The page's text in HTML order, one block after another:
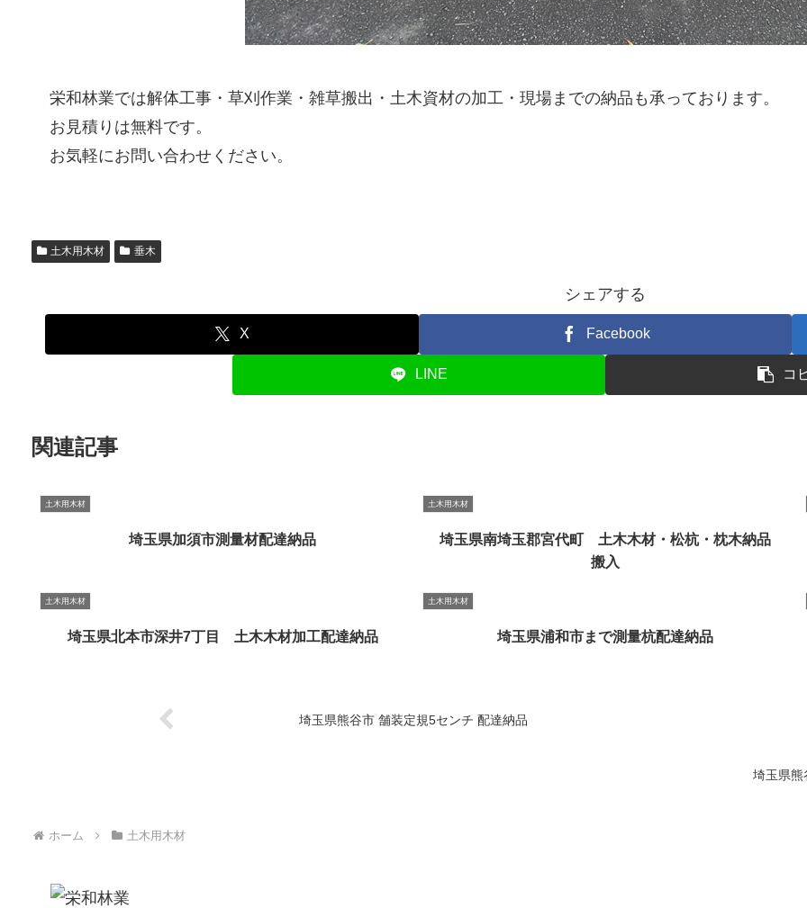
栄和林業では解体工事・草刈作業・雑草搬出・土木資材の加工・現場までの納品も承っております。
お見積りは無料です。
お気軽にお問い合わせください。
土木用木材 垂木
シェアする
X Facebook
LINE コ
関連記事
土木用木材
埼玉県加須市測量材配達納品
土木用木材
埼玉県南埼玉郡宮代町 土木木材・松杭・枕木納品
搬入
土木用木材
埼玉県北本市深井7丁目 土木木材加工配達納品
土木用木材
埼玉県浦和市まで測量杭配達納品
埼玉県熊谷市 舗装定規5センチ 配達納品
埼玉県熊
ホーム 土木用木材